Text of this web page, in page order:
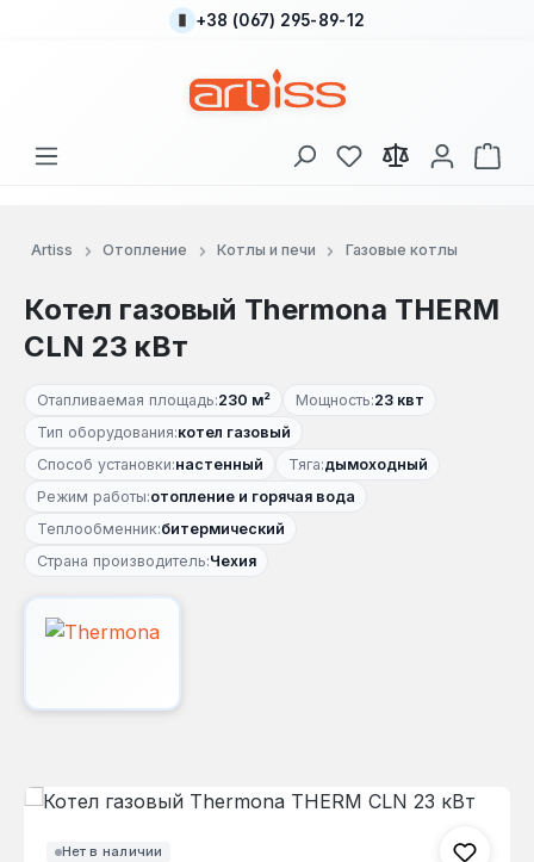
Перейти к основному содержанию
+38 (067) 295-89-12
У вас есть товары
В
Artiss Отопление Котлы и печи Газовые котлы
Котел газовый Thermona THERM
CLN 23 кВт
Отапливаемая площадь:230 м² Мощность:23 квт
Тип оборудования:котел газовый
Способ установки:настенный Тяга:дымоходный
Режим работы:отопление и горячая вода
Теплообменник:битермический
Страна производитель:Чехия
Нет в наличии
Пропустить галерею изображений